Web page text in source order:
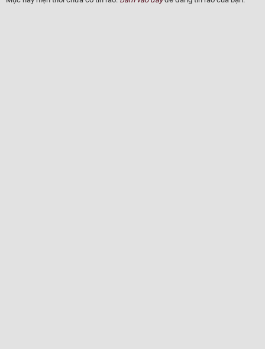
GIÁ XE XUẤT XỨ